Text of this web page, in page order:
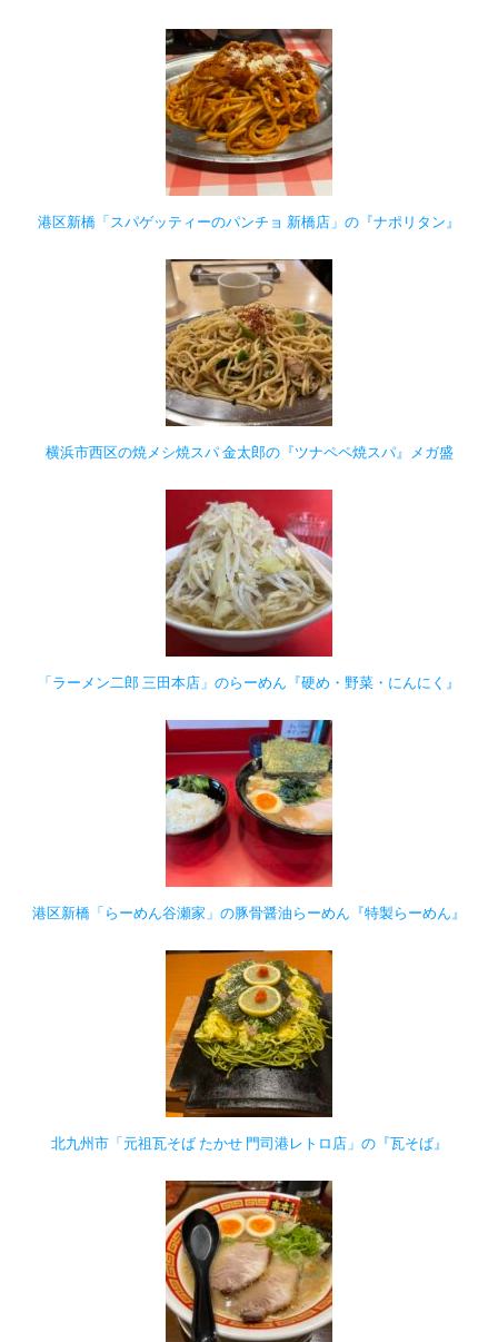
港区新橋「スパゲッティーのパンチョ 新橋店」の『ナポリタン』
横浜市西区の焼メシ焼スパ 金太郎の『ツナペペ焼スパ』メガ盛
「ラーメン二郎 三田本店」のらーめん『硬め・野菜・にんにく』
港区新橋「らーめん谷瀬家」の豚骨醤油らーめん『特製らーめん』
北九州市「元祖瓦そば たかせ 門司港レトロ店」の『瓦そば』